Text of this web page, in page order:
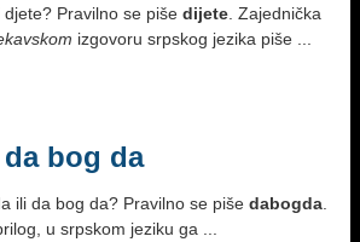
Pravilno se piše dijete . Zajednička
izgovoru srpskog jezika piše ...
bog da
ili da bog da? Pravilno se piše dabogda
u srpskom jeziku ga ...